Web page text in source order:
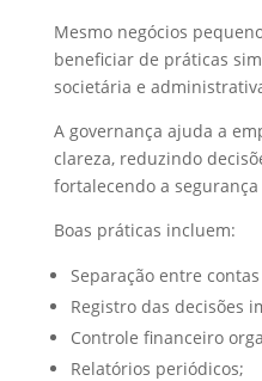
Mesmo negócios
beneficiar de práticas
societária e
A governança ajuda a
clareza, reduzindo
fortalecendo a segurança
Boas práticas incluem:
Separação entre
Registro das decisões
Controle financeiro
Relatórios periódicos;